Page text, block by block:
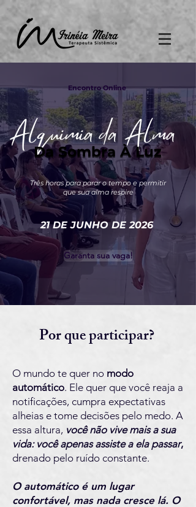
Encontro Online
Alquimia da Alma
Da Sombra À Luz
Da Sombra À Luz
Três horas para parar o tempo e permitir
que sua alma respire
21 DE JUNHO DE 2026
Garanta sua vaga!
Por que participar?
O mundo te quer no modo
automático. Ele quer que você reaja a
notificações, cumpra expectativas
alheias e tome decisões pelo medo. A
essa altura, você não vive mais a sua
vida: você apenas assiste a ela passar,
drenado pelo ruído constante.
O automático é um lugar
confortável, mas nada cresce lá. O